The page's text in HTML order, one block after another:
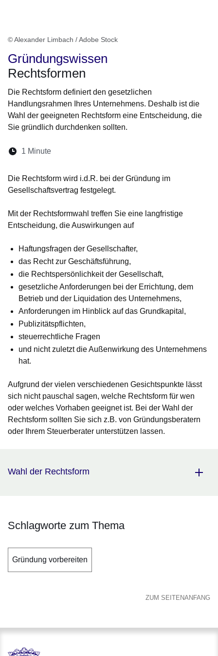
© Alexander Limbach / Adobe Stock
Gründungswissen
Rechtsformen
Die Rechtsform definiert den gesetzlichen
Handlungsrahmen Ihres Unternehmens. Deshalb ist die
Wahl der geeigneten Rechtsform eine Entscheidung, die
Sie gründlich durchdenken sollten.
Lesedauer:
1 Minute
Die Rechtsform wird i.d.R. bei der Gründung im
Gesellschaftsvertrag festgelegt.
Mit der Rechtsformwahl treffen Sie eine langfristige
Entscheidung, die Auswirkungen auf
Haftungsfragen der Gesellschafter,
das Recht zur Geschäftsführung,
die Rechtspersönlichkeit der Gesellschaft,
gesetzliche Anforderungen bei der Errichtung, dem
Betrieb und der Liquidation des Unternehmens,
Anforderungen im Hinblick auf das Grundkapital,
Publizitätspflichten,
steuerrechtliche Fragen
und nicht zuletzt die Außenwirkung des Unternehmens
hat.
Aufgrund der vielen verschiedenen Gesichtspunkte lässt
sich nicht pauschal sagen, welche Rechtsform für wen
oder welches Vorhaben geeignet ist. Bei der Wahl der
Rechtsform sollten Sie sich z.B. von Gründungsberatern
oder Ihrem Steuerberater unterstützen lassen.
Wahl der Rechtsform
Schlagworte zum Thema
Gründung vorbereiten
ZUM SEITENANFANG